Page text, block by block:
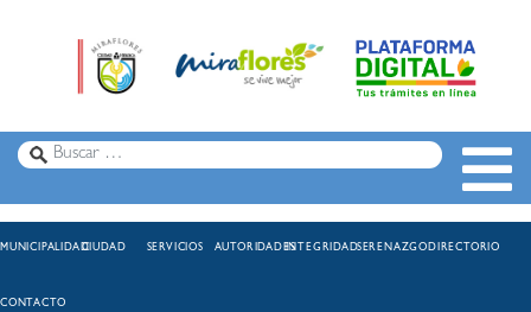
MUNICIPALIDADCIUDAD SERVICIOS AUTORIDADESINTEGRIDADSERENAZGODIRECTORIO
CONTACTO